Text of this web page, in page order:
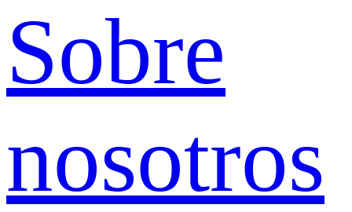
Sobre
nosotros